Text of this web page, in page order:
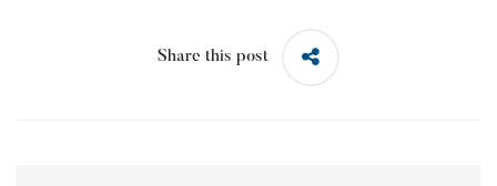
Share this post